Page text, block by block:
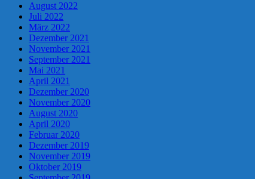
August 2022
Juli 2022
März 2022
Dezember 2021
November 2021
September 2021
Mai 2021
April 2021
Dezember 2020
November 2020
August 2020
April 2020
Februar 2020
Dezember 2019
November 2019
Oktober 2019